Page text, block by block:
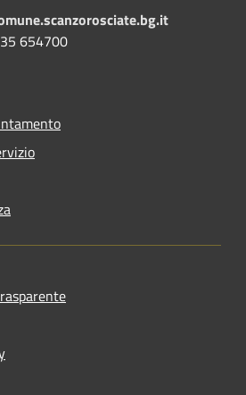
654700